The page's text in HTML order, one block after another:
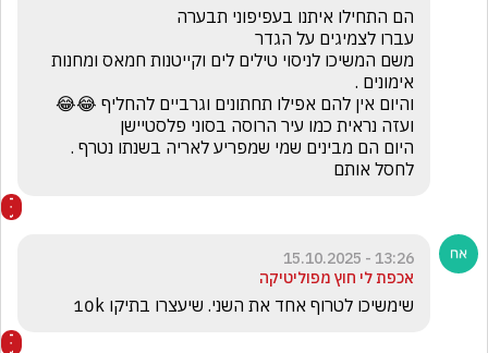
לחסל אותם
13:26 - 15.10.2025
אכפת לי חוץ מפוליטיקה
שימשיכו לטרוף אחד את השני. שיעצרו בתיקו 10k